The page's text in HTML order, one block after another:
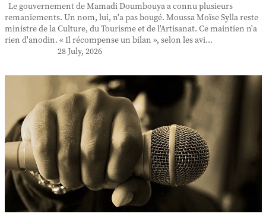
Le gouvernement de Mamadi Doumbouya a connu plusieurs
remaniements. Un nom, lui, n'a pas bougé. Moussa Moïse Sylla reste
ministre de la Culture, du Tourisme et de l'Artisanat. Ce maintien n'a
rien d'anodin. « Il récompense un bilan », selon les avi...
28 July, 2026